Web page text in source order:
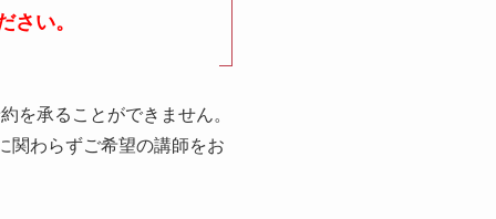
さい。
を承ることができません。
関わらずご希望の講師をお